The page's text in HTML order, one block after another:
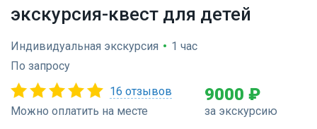
экскурсия-квест для детей
Индивидуальная экскурсия • 1 час
По запросу
16 отзывов
Можно оплатить на месте
9000 ₽
за экскурсию